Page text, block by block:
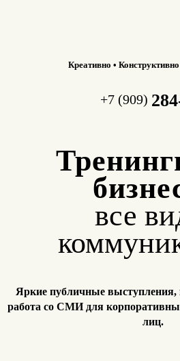
Креативно •
+7 (909)
все
Яркие публичные выступления,
работа со СМИ для
лиц.